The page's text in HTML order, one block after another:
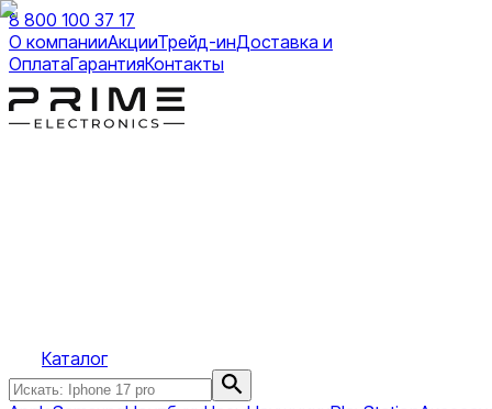
8 800 100 37 17
О компанииАкцииТрейд-инДоставка и
ОплатаГарантияКонтакты
Каталог